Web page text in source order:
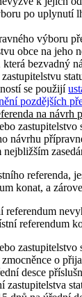
po uplynutí
výboru
obce na jeho
která bezvadný
se použijí
pozdějších
na návrh
zastupitelstvo
návrhu
nejbližším
referenda,
konat, a
referendum
referendum
zastupitelstvo
o
desce
zastupitelstva